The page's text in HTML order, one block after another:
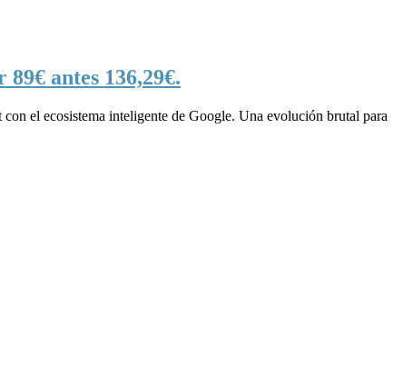
antes 136,29€.
el ecosistema inteligente de Google. Una evolución brutal para